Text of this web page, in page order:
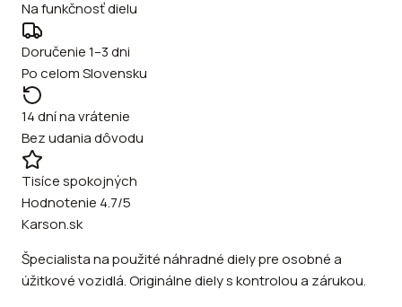
Na funkčnosť dielu
Doručenie 1–3 dni
Po celom Slovensku
14 dní na vrátenie
Bez udania dôvodu
Tisíce spokojných
Hodnotenie 4.7/5
Karson.sk
Špecialista na použité náhradné diely pre osobné a
úžitkové vozidlá. Originálne diely s kontrolou a zárukou.